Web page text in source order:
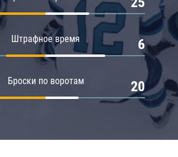
Штрафное время 6
Броски по воротам 20